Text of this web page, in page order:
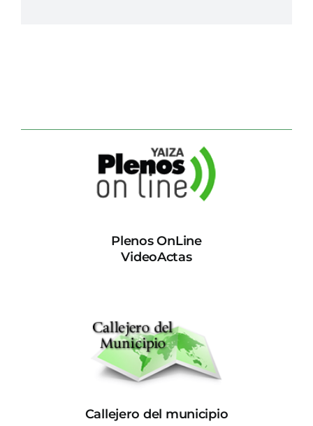
Plenos OnLine
VideoActas
Callejero del municipio